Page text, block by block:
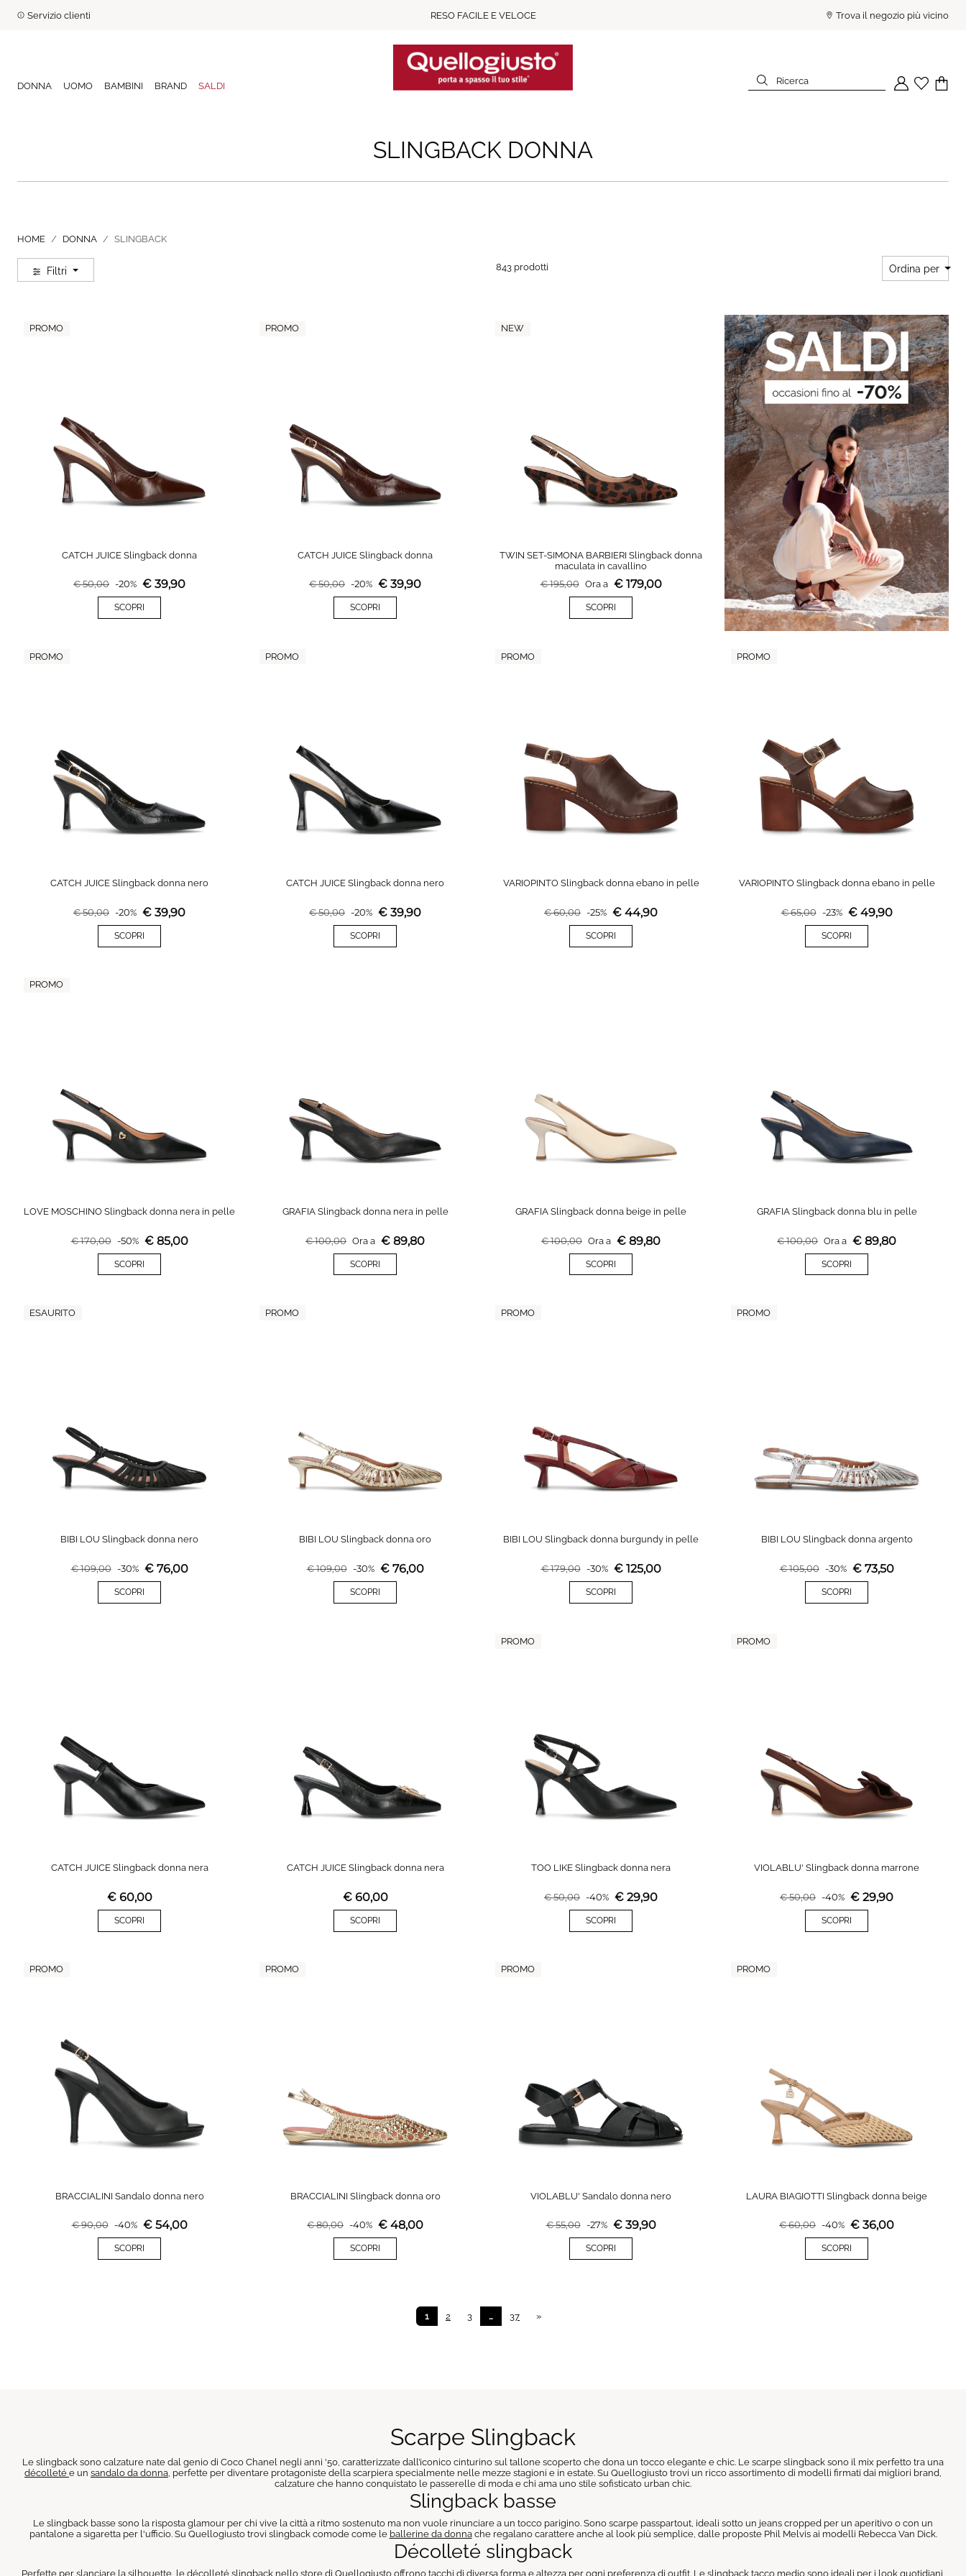
Servizio clienti RESO FACILE E VELOCE PAGA IN 3 RATE SENZA
Trova il negozio più vicino
DONNA UOMO BAMBINI BRAND SALDI
Ricerca
Il tuo account
Wishlist
Il tuo
SLINGBACK DONNA
HOME DONNA SLINGBACK
Filtri 843 prodotti Ordina per
PROMO
CATCH JUICE Slingback donna
€50,00 -20% € 39,90
SCOPRI
PROMO
CATCH JUICE Slingback donna
€50,00 -20% € 39,90
SCOPRI
NEW
TWIN SET-SIMONA BARBIERI Slingback donna
maculata in cavallino
€195,00 Ora a € 179,00
SCOPRI
PROMO
CATCH JUICE Slingback donna nero
€50,00 -20% € 39,90
SCOPRI
PROMO
CATCH JUICE Slingback donna nero
€50,00 -20% € 39,90
SCOPRI
PROMO
VARIOPINTO Slingback donna ebano in pelle
€60,00 -25% € 44,90
SCOPRI
PROMO
VARIOPINTO Slingback donna ebano in pelle
€65,00 -23% € 49,90
SCOPRI
PROMO
LOVE MOSCHINO Slingback donna nera in pelle
€170,00 -50% € 85,00
SCOPRI
GRAFIA Slingback donna nera in pelle
€100,00 Ora a € 89,80
SCOPRI
GRAFIA Slingback donna beige in pelle
€100,00 Ora a € 89,80
SCOPRI
GRAFIA Slingback donna blu in pelle
€100,00 Ora a € 89,80
SCOPRI
ESAURITO
BIBI LOU Slingback donna nero
€109,00 -30% € 76,00
SCOPRI
PROMO
BIBI LOU Slingback donna oro
€109,00 -30% € 76,00
SCOPRI
PROMO
BIBI LOU Slingback donna burgundy in pelle
€179,00 -30% € 125,00
SCOPRI
PROMO
BIBI LOU Slingback donna argento
€105,00 -30% € 73,50
SCOPRI
CATCH JUICE Slingback donna nera
€ 60,00
SCOPRI
CATCH JUICE Slingback donna nera
€ 60,00
SCOPRI
PROMO
TOO LIKE Slingback donna nera
€50,00 -40% € 29,90
SCOPRI
PROMO
VIOLABLU' Slingback donna marrone
€50,00 -40% € 29,90
SCOPRI
PROMO
BRACCIALINI Sandalo donna nero
€90,00 -40% € 54,00
SCOPRI
PROMO
BRACCIALINI Slingback donna oro
€80,00 -40% € 48,00
SCOPRI
PROMO
VIOLABLU' Sandalo donna nero
€55,00 -27% € 39,90
SCOPRI
PROMO
LAURA BIAGIOTTI Slingback donna beige
€60,00 -40% € 36,00
SCOPRI
1 2 3 … 37 »
Scarpe Slingback
Le slingback sono calzature nate dal genio di Coco Chanel negli anni '50, caratterizzate dall’iconico cinturino sul tallone scoperto che dona un tocco elegante e chic. Le scarpe slingback sono il mix perfetto tra una
décolleté e un sandalo da donna, perfette per diventare protagoniste della scarpiera specialmente nelle mezze stagioni e in estate. Su Quellogiusto trovi un ricco assortimento di modelli firmati dai migliori brand,
calzature che hanno conquistato le passerelle di moda e chi ama uno stile sofisticato urban chic.
Slingback basse
Le slingback basse sono la risposta glamour per chi vive la città a ritmo sostenuto ma non vuole rinunciare a un tocco parigino. Sono scarpe passpartout, ideali sotto un jeans cropped per un aperitivo o con un
pantalone a sigaretta per l'ufficio. Su Quellogiusto trovi slingback comode come le ballerine da donnache regalano carattere anche al look più semplice, dalle proposte Phil Melvis ai modelli Rebecca Van Dick.
Décolleté slingback
Perfette per slanciare la silhouette, le décolleté slingback nello store di Quellogiusto offrono tacchi di diversa forma e altezza per ogni preferenza di outfit. Le slingback tacco medio sono ideali per i look quotidiani,